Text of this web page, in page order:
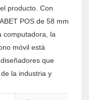
producto. Con
POS de 58 mm
computadora, la
móvil está
que
la industria y